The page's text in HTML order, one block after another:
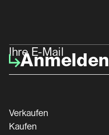
Ihre E-Mail
Anmelden
Verkaufen
Kaufen